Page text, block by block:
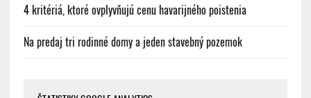
4 kritériá, ktoré ovplyvňujú cenu havarijného poistenia
Na predaj tri rodinné domy a jeden stavebný pozemok